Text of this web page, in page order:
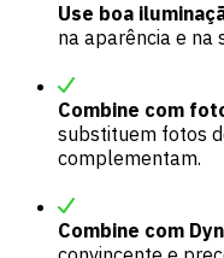
Use boa
na aparência e na
Combine com
substituem fotos
complementam.
Combine com